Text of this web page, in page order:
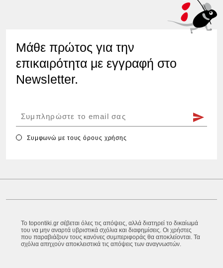
Μάθε πρώτος για την
επικαιρότητα με εγγραφή στο
Newsletter.
Συμφωνώ με τουςόρους χρήσης
Το topontiki.gr σέβεται όλες τις απόψεις, αλλά διατηρεί το δικαίωμά
του να μην αναρτά υβριστικά σχόλια και διαφημίσεις. Οι χρήστες
που παραβιάζουν τους κανόνες συμπεριφοράς θα αποκλείονται. Τα
σχόλια απηχούν αποκλειστικά τις απόψεις των αναγνωστών.